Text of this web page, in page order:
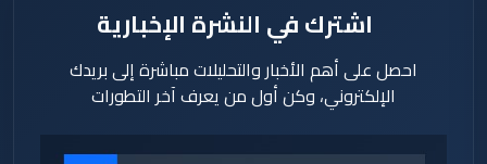
اشترك في النشرة الإخبارية
احصل على أهم الأخبار والتحليلات مباشرة إلى بريدك
الإلكتروني، وكن أول من يعرف آخر التطورات